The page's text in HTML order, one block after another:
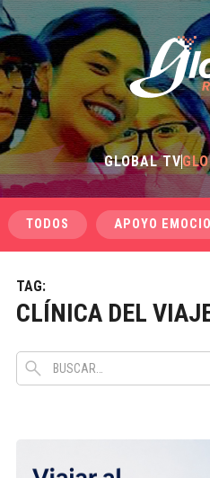
GLOBAL TV
TODOS APOYO
TAG:
CLÍNICA DEL